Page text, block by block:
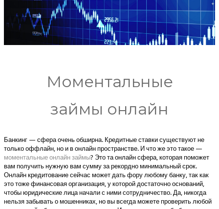
Моментальные
займы онлайн
Банкинг — сфера очень обширна. Кредитные ставки существуют не
только оффлайн, но и в онлайн пространстве. И что же это такое —
моментальные онлайн займы? Это та онлайн сфера, которая поможет
вам получить нужную вам сумму за рекордно минимальный срок.
Онлайн кредитование сейчас может дать фору любому банку, так как
это тоже финансовая организация, у которой достаточно оснований,
чтобы юридические лица начали с ними сотрудничество. Да, никогда
нельзя забывать о мошенниках, но вы всегда можете проверить любой